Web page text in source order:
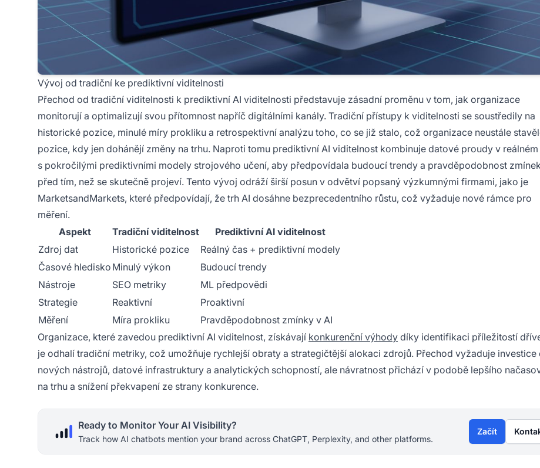
Vývoj od tradiční ke prediktivní viditelnosti
Přechod od tradiční viditelnosti k prediktivní AI viditelnosti představuje zásadní proměnu v tom, jak organizace
monitorují a optimalizují svou přítomnost napříč digitálními kanály. Tradiční přístupy k viditelnosti se soustředily na
historické pozice, minulé míry prokliku a retrospektivní analýzu toho, co se již stalo, což organizace neustále
pozice, kdy jen dohánějí změny na trhu. Naproti tomu prediktivní AI viditelnost kombinuje datové proudy v reálném
s pokročilými prediktivními modely strojového učení, aby předpovídala budoucí trendy a pravděpodobnost
před tím, než se skutečně projeví. Tento vývoj odráží širší posun v odvětví popsaný výzkumnými firmami, jako je
MarketsandMarkets, které předpovídají, že trh AI dosáhne bezprecedentního růstu, což vyžaduje nové rámce pro
měření.
Aspekt
Tradiční viditelnost
Prediktivní AI viditelnost
Zdroj dat
Historické pozice
Reálný čas + prediktivní modely
Časové hledisko Minulý výkon
Budoucí trendy
Nástroje
SEO metriky
ML předpovědi
Strategie
Reaktivní
Proaktivní
Měření
Míra prokliku
Pravděpodobnost zmínky v AI
Organizace, které zavedou prediktivní AI viditelnost, získávají konkurenční výhody díky identifikaci příležitostí
je odhalí tradiční metriky, což umožňuje rychlejší obraty a strategičtější alokaci zdrojů. Přechod vyžaduje investice
nových nástrojů, datové infrastruktury a analytických schopností, ale návratnost přichází v podobě lepšího
na trhu a snížení překvapení ze strany konkurence.
Ready to Monitor Your AI Visibility?
Track how AI chatbots mention your brand across ChatGPT, Perplexity, and other platforms.
Začít